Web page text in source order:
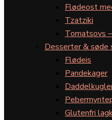
Flødeost
Tzatziki
Tomatsovs
Desserter & søde
Flødeis
Pandekager
Glutenfri